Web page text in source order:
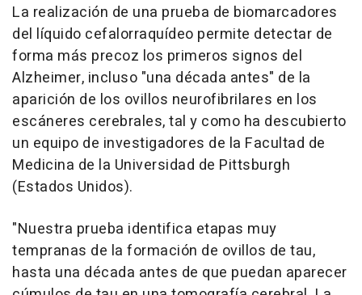
La realización de una prueba de biomarcadores
del líquido cefalorraquídeo permite detectar de
forma más precoz los primeros signos del
Alzheimer, incluso "una década antes" de la
aparición de los ovillos neurofibrilares en los
escáneres cerebrales, tal y como ha descubierto
un equipo de investigadores de la Facultad de
Medicina de la Universidad de Pittsburgh
(Estados Unidos).
"Nuestra prueba identifica etapas muy
tempranas de la formación de ovillos de tau,
hasta una década antes de que puedan aparecer